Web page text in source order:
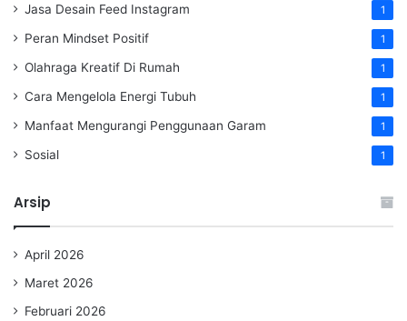
Jasa Desain Feed Instagram 1
Peran Mindset Positif 1
Olahraga Kreatif Di Rumah 1
Cara Mengelola Energi Tubuh 1
Manfaat Mengurangi Penggunaan Garam 1
Sosial 1
Arsip
April 2026
Maret 2026
Februari 2026